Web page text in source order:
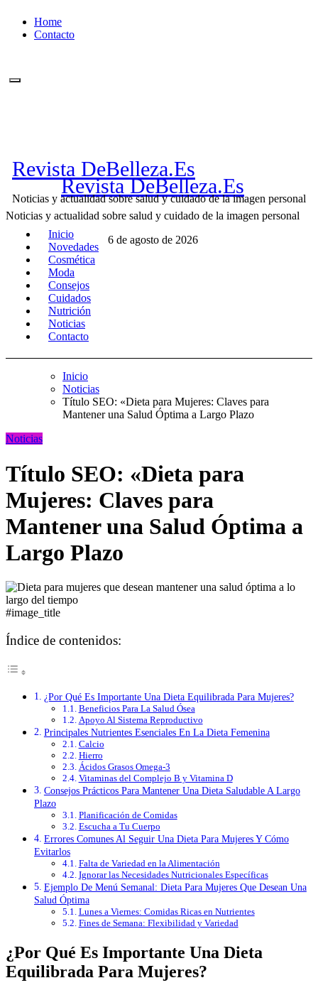
Home
Contacto
Revista DeBelleza.Es
Noticias y actualidad sobre salud y cuidado de la imagen personal
6 de agosto de 2026
Revista DeBelleza.Es
Noticias y actualidad sobre salud y cuidado de la imagen personal
Inicio
Novedades
Cosmética
Moda
Consejos
Cuidados
Nutrición
Noticias
Contacto
Inicio
Noticias
Título SEO: «Dieta para Mujeres: Claves para
Mantener una Salud Óptima a Largo Plazo
Noticias
Título SEO: «Dieta para
Mujeres: Claves para
Mantener una Salud Óptima a
Largo Plazo
#image_title
Índice de contenidos:
¿Por Qué Es Importante Una Dieta Equilibrada Para Mujeres?
Beneficios Para La Salud Ósea
Apoyo Al Sistema Reproductivo
Principales Nutrientes Esenciales En La Dieta Femenina
Calcio
Hierro
Ácidos Grasos Omega-3
Vitaminas del Complejo B y Vitamina D
Consejos Prácticos Para Mantener Una Dieta Saludable A Largo
Plazo
Planificación de Comidas
Escucha a Tu Cuerpo
Errores Comunes Al Seguir Una Dieta Para Mujeres Y Cómo
Evitarlos
Falta de Variedad en la Alimentación
Ignorar las Necesidades Nutricionales Específicas
Ejemplo De Menú Semanal: Dieta Para Mujeres Que Desean Una
Salud Óptima
Lunes a Viernes: Comidas Ricas en Nutrientes
Fines de Semana: Flexibilidad y Variedad
¿Por Qué Es Importante Una Dieta
Equilibrada Para Mujeres?